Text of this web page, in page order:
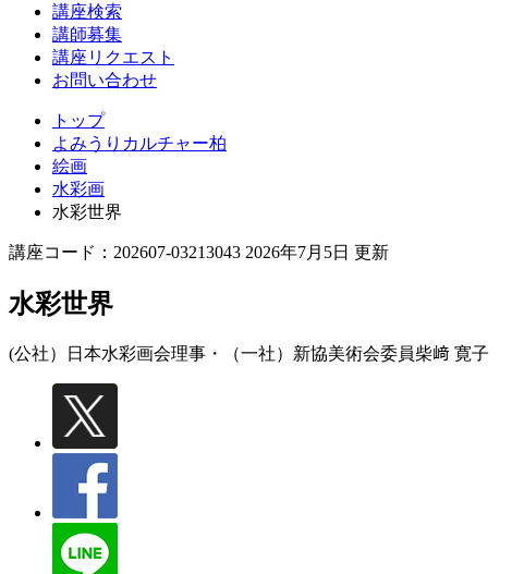
講座検索
講師募集
講座リクエスト
お問い合わせ
トップ
よみうりカルチャー柏
絵画
水彩画
水彩世界
講座コード：202607-03213043 2026年7月5日 更新
水彩世界
(公社）日本水彩画会理事・（一社）新協美術会委員柴﨑 寛子